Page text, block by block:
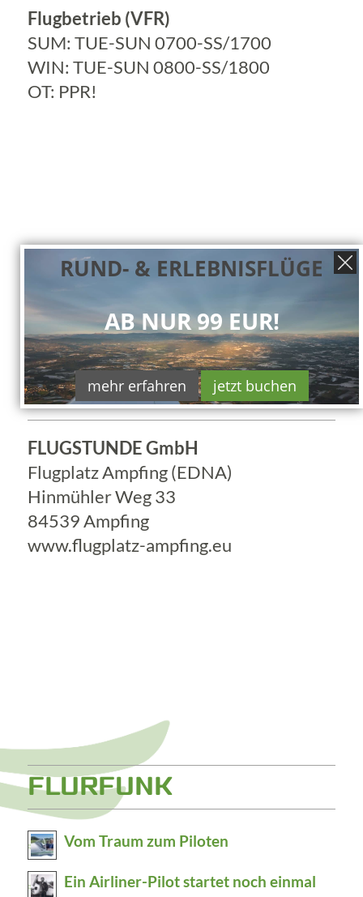
Flugbetrieb (VFR)
SUM: TUE-SUN 0700-SS/1700
WIN: TUE-SUN 0800-SS/1800
OT: PPR!
FLUGPLATZ
FLUGSTUNDE GmbH
Flugplatz Ampfing (EDNA)
Hinmühler Weg 33
84539 Ampfing
www.flugplatz-ampfing.eu
FLURFUNK
Vom Traum zum Piloten
Ein Airliner-Pilot startet noch einmal
RUND- & ERLEBNISFLÜGE
AB NUR 99 EUR!
mehr erfahren jetzt buchen